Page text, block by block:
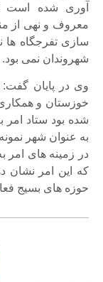
آوری شده است
معروف و نهی از
سازی تفرجگاه ها
شهروندان نمی بود.
وی در پایان
خوزستان و
شده بود ستاد امر
به عنوان شهر
در زمینه های
که این امر نشان
حوزه های بسیج